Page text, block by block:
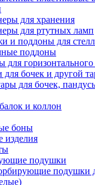
для хранения
для ртутных ламп
и поддоны для
поддоны
для
для бочек и другой
для бочек,
и коллон
боны
подушки
подушки